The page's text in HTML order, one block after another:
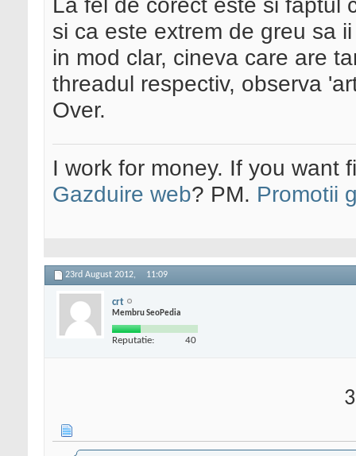
si ca este extrem de greu sa
in mod clar, cineva care are
threadul respectiv, observa
Over.
I work for money. If you want
Gazduire web? PM. Promotii
23rd August 2012, 11:09
crt
Membru SeoPedia
Reputatie: 40